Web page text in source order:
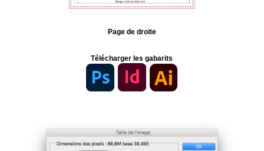
Page de droite
Télécharger les gabarits